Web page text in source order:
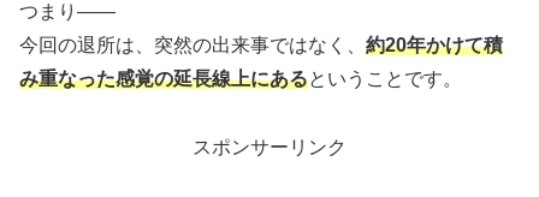
つまり――
今回の退所は、突然の出来事ではなく、 約20年かけて積
み重なった感覚の延長線上にあるということです。
スポンサーリンク